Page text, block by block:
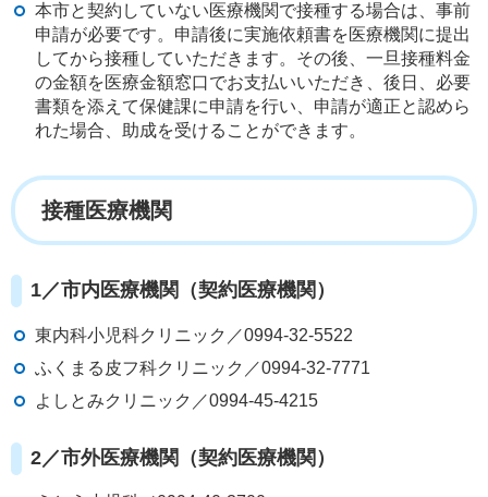
本市と契約していない医療機関で接種する場合は、事前
申請が必要です。申請後に実施依頼書を医療機関に提出
してから接種していただきます。その後、一旦接種料金
の金額を医療金額窓口でお支払いいただき、後日、必要
書類を添えて保健課に申請を行い、申請が適正と認めら
れた場合、助成を受けることができます。
接種医療機関
1／市内医療機関（契約医療機関）
東内科小児科クリニック／0994-32-5522
ふくまる皮フ科クリニック／0994-32-7771
よしとみクリニック／0994-45-4215
2／市外医療機関（契約医療機関）